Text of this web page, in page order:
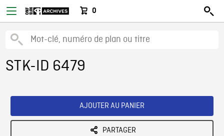
0
STK-ID 6479
AJOUTER AU PANIER
PARTAGER